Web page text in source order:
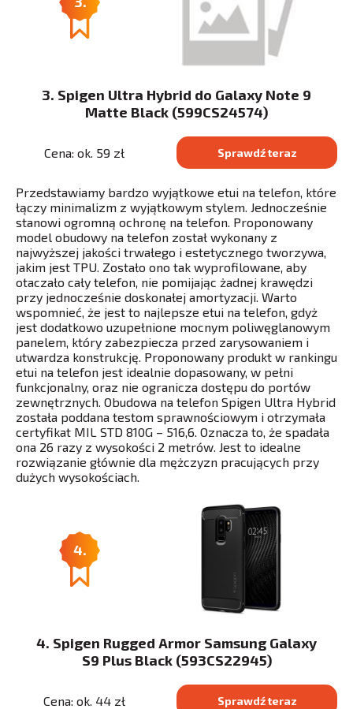
3. Spigen Ultra Hybrid do Galaxy Note 9
Matte Black (599CS24574)
Cena: ok. 59 zł Sprawdź teraz
Przedstawiamy bardzo wyjątkowe etui na telefon, które
łączy minimalizm z wyjątkowym stylem. Jednocześnie
stanowi ogromną ochronę na telefon. Proponowany
model obudowy na telefon został wykonany z
najwyższej jakości trwałego i estetycznego tworzywa,
jakim jest TPU. Zostało ono tak wyprofilowane, aby
otaczało cały telefon, nie pomijając żadnej krawędzi
przy jednocześnie doskonałej amortyzacji. Warto
wspomnieć, że jest to najlepsze etui na telefon, gdyż
jest dodatkowo uzupełnione mocnym poliwęglanowym
panelem, który zabezpiecza przed zarysowaniem i
utwardza konstrukcję. Proponowany produkt w rankingu
etui na telefon jest idealnie dopasowany, w pełni
funkcjonalny, oraz nie ogranicza dostępu do portów
zewnętrznych. Obudowa na telefon Spigen Ultra Hybrid
została poddana testom sprawnościowym i otrzymała
certyfikat MIL STD 810G – 516,6. Oznacza to, że spadała
ona 26 razy z wysokości 2 metrów. Jest to idealne
rozwiązanie głównie dla mężczyzn pracujących przy
dużych wysokościach.
4.
4. Spigen Rugged Armor Samsung Galaxy
S9 Plus Black (593CS22945)
Cena: ok. 44 zł Sprawdź teraz